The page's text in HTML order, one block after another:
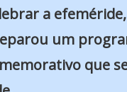
a
um
que